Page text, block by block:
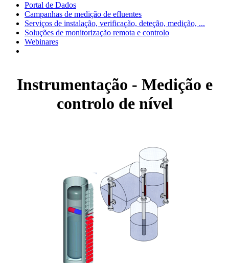
Portal de Dados
Campanhas de medição de efluentes
Serviços de instalação, verificação, deteção, medição, ...
Soluções de monitorização remota e controlo
Webinares
Instrumentação - Medição e
controlo de nível